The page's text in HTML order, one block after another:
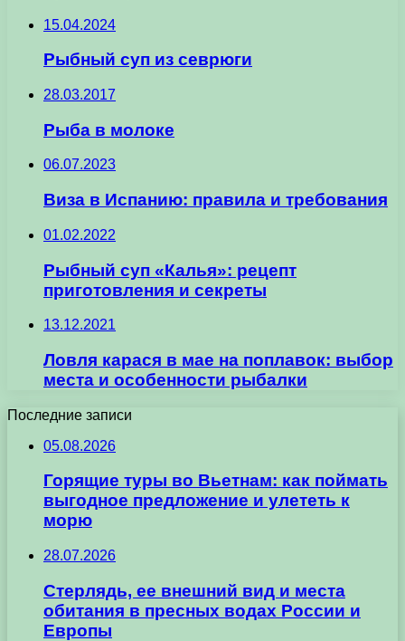
15.04.2024
Рыбный суп из севрюги
28.03.2017
Рыба в молоке
06.07.2023
Виза в Испанию: правила и требования
01.02.2022
Рыбный суп «Калья»: рецепт
приготовления и секреты
13.12.2021
Ловля карася в мае на поплавок: выбор
места и особенности рыбалки
Последние записи
05.08.2026
Горящие туры во Вьетнам: как поймать
выгодное предложение и улететь к
морю
28.07.2026
Стерлядь, ее внешний вид и места
обитания в пресных водах России и
Европы